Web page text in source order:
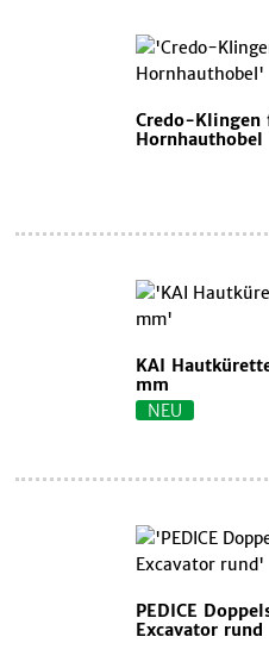
Credo-Klingen
Hornhauthobel
KAI
mm
NEU
PEDICE
Excavator rund